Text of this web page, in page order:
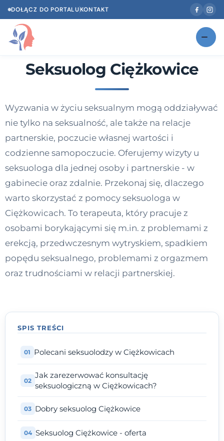
DOŁĄCZ DO PORTALUKONTAKT
Znajdź swojego specjalistęNOWOŚĆ
Według specjalizacji
Diagnozy psychologiczne
Testy psychologiczne
Dawka wiedzy
Dla specjalistów
Kontakt
Dołącz do portalu
Seksuolog Ciężkowice
Wyzwania w życiu seksualnym mogą oddziaływać
nie tylko na seksualność, ale także na relacje
partnerskie, poczucie własnej wartości i
codzienne samopoczucie. Oferujemy wizyty u
seksuologa dla jednej osoby i partnerskie - w
gabinecie oraz zdalnie. Przekonaj się, dlaczego
warto skorzystać z pomocy seksuologa w
Ciężkowicach. To terapeuta, który pracuje z
osobami borykającymi się m.in. z problemami z
erekcją, przedwczesnym wytryskiem, spadkiem
popędu seksualnego, problemami z orgazmem
oraz trudnościami w relacji partnerskiej.
SPIS TREŚCI
Polecani seksuolodzy w Ciężkowicach
Jak zarezerwować konsultację
seksuologiczną w Ciężkowicach?
Dobry seksuolog Ciężkowice
Seksuolog Ciężkowice - oferta